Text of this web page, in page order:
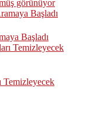
görünüyor
Başladı
Temizleyecek